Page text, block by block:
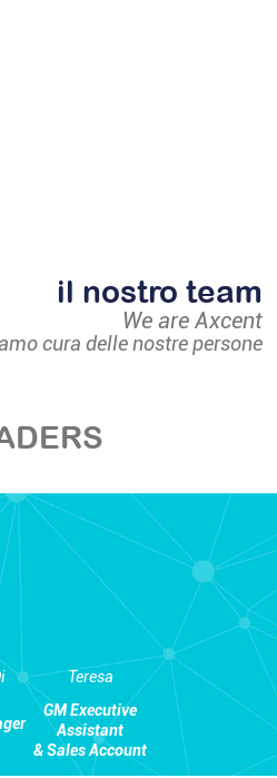
il nostro team
We are Axcent
cura delle nostre persone
Teresa
GM Executive
Assistant
& Sales Account